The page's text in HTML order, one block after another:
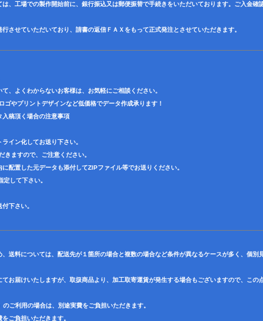
、工場での製作開始前に、銀行振込又は郵便振替で手続きをいただいております。ご入金確
させていただいており、請書の返信ＦＡＸをもって正式発注とさせていただきます。
、よくわからないお客様は、お気軽にご相談ください。
やプリントデザインなど低価格でデータ作成承ります！
稿頂く場合の注意事項
イン化してお送り下さい。
ますので、ご注意ください。
配置した元データも添付してZIPファイル等でお送りください。
して下さい。
下さい。
送料については、配送先が１箇所の場合と複数の場合など条件が異なるケースが多く、個別
お届けいたしますが、取扱商品より、加工取寄運賃が発生する場合もございますので、この
ご利用の場合は、別途実費をご負担いただきます。
ご負担いただきます。